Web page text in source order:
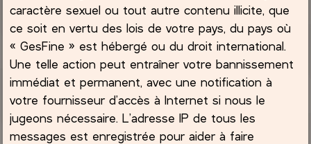
caractère sexuel ou tout autre contenu illicite, que
ce soit en vertu des lois de votre pays, du pays où
« GesFine » est hébergé ou du droit international.
Une telle action peut entraîner votre bannissement
immédiat et permanent, avec une notification à
votre fournisseur d’accès à Internet si nous le
jugeons nécessaire. L’adresse IP de tous les
messages est enregistrée pour aider à faire